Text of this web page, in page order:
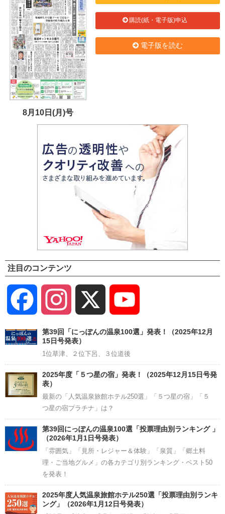
8月10日(月)号
購読(紙・電子版)申込
電子版を読む
注目のコンテンツ
Facebook Instagram
Channel
第39回「にっぽんの温泉100選」発表！（2025年12月
15日号発表）
1位草津、２位下呂、３位道後
2025年度「５つ星の宿」発表！（2025年12月15日号発
表）
最新の「人気温泉旅館ホテル250選」「５つ星の宿」「５
つ星の宿プラチナ」は？
第39回にっぽんの温泉100選「投票理由別ランキング 」
（2026年1月1日号発表）
「雰囲気」「見所・レジャー＆体験」「泉質」「郷土料
理・ご当地グルメ」の各カテゴリ別ランキング・ベスト50
を発表！
2025年度人気温泉旅館ホテル250選「投票理由別ランキ
ング」（2026年1月12日号発表）